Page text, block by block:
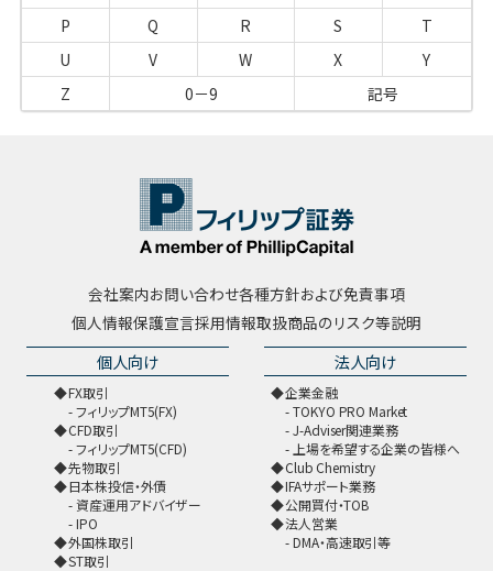
P
Q R S
T
U
V W X
Y
Z
0－9 記号
会社案内お問い合わせ各種方針および免責事項
個人情報保護宣言採用情報取扱商品のリスク等説明
個人向け
FX取引
フィリップMT5(FX)
CFD取引
フィリップMT5(CFD)
先物取引
日本株投信・外債
資産運用アドバイザー
IPO
外国株取引
ST取引
法人向け
企業金融
TOKYO PRO Market
J-Adviser関連業務
上場を希望する企業の皆様へ
Club Chemistry
IFAサポート業務
公開買付・TOB
法人営業
DMA・高速取引等